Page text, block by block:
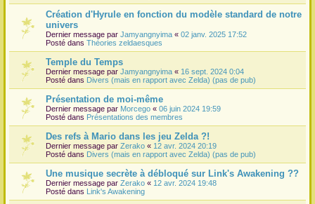
Création d'Hyrule en fonction du modèle standard de notre
univers
Dernier message par Jamyangnyima « 02 janv. 2025 17:52
Posté dans Théories zeldaesques
Temple du Temps
Dernier message par Jamyangnyima « 16 sept. 2024 0:04
Posté dans Divers (mais en rapport avec Zelda) (pas de pub)
Présentation de moi-même
Dernier message par Morcego « 06 juin 2024 19:59
Posté dans Présentations des membres
Des refs à Mario dans les jeu Zelda ?!
Dernier message par Zerako « 12 avr. 2024 20:19
Posté dans Divers (mais en rapport avec Zelda) (pas de pub)
Une musique secrète à débloqué sur Link's Awakening ??
Dernier message par Zerako « 12 avr. 2024 19:48
Posté dans Link's Awakening